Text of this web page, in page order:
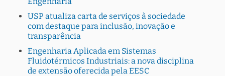
USP atualiza carta de serviços à sociedade
com destaque para inclusão, inovação e
transparência
Engenharia Aplicada em Sistemas
Fluidotérmicos Industriais: a nova disciplina
de extensão oferecida pela EESC